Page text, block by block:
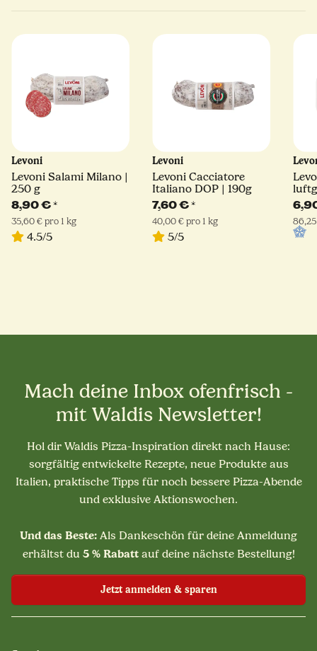
Levoni
Levoni Salami Milano |
250 g
8,90 €*
35,60 € pro 1 kg
4.5/5
Levoni
Levoni Cacciatore
Italiano DOP | 190g
7,60 €*
40,00 € pro 1 kg
5/5
Mach deine Inbox ofenfrisch -
mit Waldis Newsletter!
Hol dir Waldis Pizza-Inspiration direkt nach Hause:
sorgfältig entwickelte Rezepte, neue Produkte aus
Italien, praktische Tipps für noch bessere Pizza-Abende
und exklusive Aktionswochen.
Und das Beste: Als Dankeschön für deine Anmeldung
erhältst du 5 % Rabattauf deine nächste Bestellung!
Jetzt anmelden & sparen